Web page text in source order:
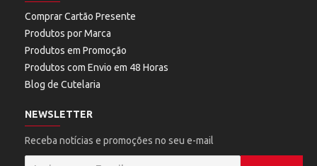
Comprar Cartão Presente
Produtos por Marca
Produtos em Promoção
Produtos com Envio em 48 Horas
Blog de Cutelaria
NEWSLETTER
Receba notícias e promoções no seu e-mail